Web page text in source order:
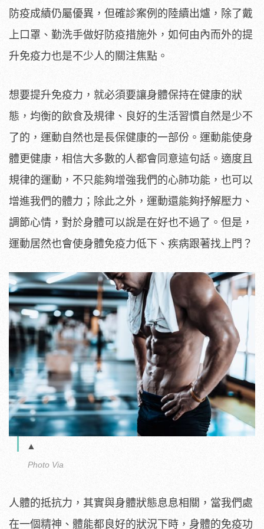
防疫成績仍屬優異，但確診案例的陸續出爐，除了戴
上口罩、勤洗手做好防疫措施外，如何由內而外的提
升免疫力也是不少人的關注焦點。
想要提升免疫力，就必須要讓身體保持在健康的狀
態，均衡的飲食及規律、良好的生活習慣自然是少不
了的，運動自然也是長保健康的一部份。運動能使身
體更健康，相信大多數的人都會同意這句話。適度且
規律的運動，不只能夠增強我們的心肺功能，也可以
增進我們的體力；除此之外，運動還能夠抒解壓力、
調節心情，對於身體可以說是在好也不過了。但是，
運動居然也會使身體免疫力低下、疾病跟著找上門？
▲
Photo Via
人體的抵抗力，其實與身體狀態息息相關，當我們處
在一個精神、體能都良好的狀況下時，身體的免疫功